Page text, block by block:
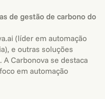
de gestão de carbono do
(líder em automação
e outras soluções
Carbonova se destaca
em automação